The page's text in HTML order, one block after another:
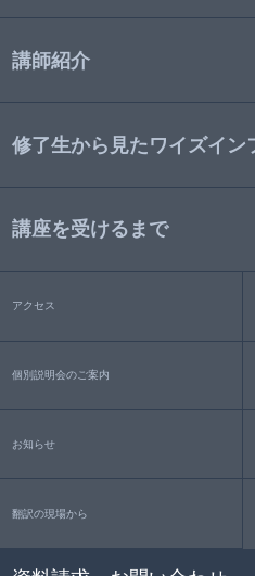
講師紹介
修了生から見たワイズイン
講座を受けるまで
アクセス
個別説明会のご案内
お知らせ
翻訳の現場から